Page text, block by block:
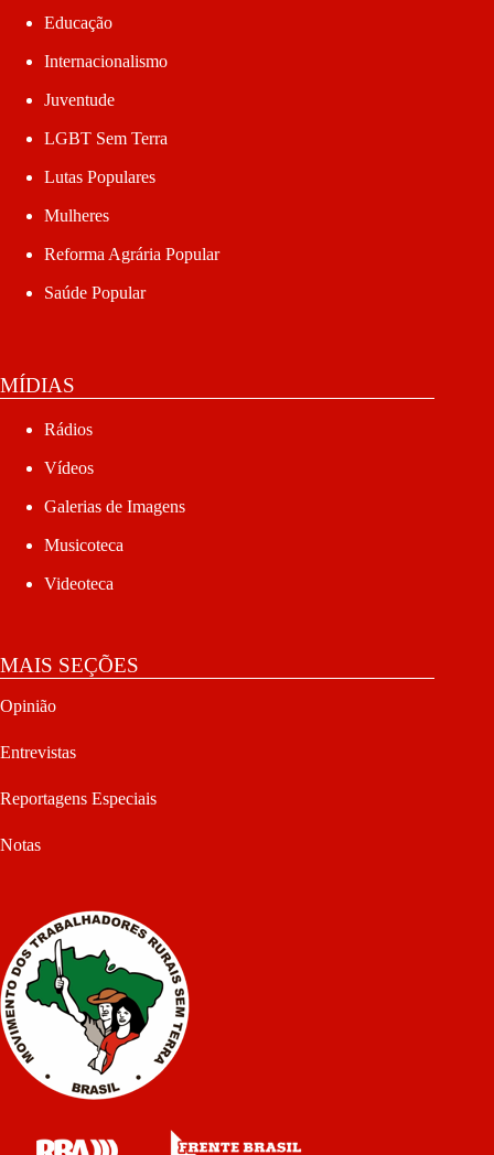
Educação
Internacionalismo
Juventude
LGBT Sem Terra
Lutas Populares
Mulheres
Reforma Agrária Popular
Saúde Popular
MÍDIAS
Rádios
Vídeos
Galerias de Imagens
Musicoteca
Videoteca
MAIS SEÇÕES
Opinião
Entrevistas
Reportagens Especiais
Notas